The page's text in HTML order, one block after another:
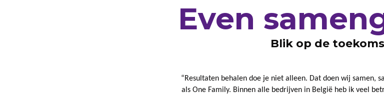
Even
Blik op de
“Resultaten behalen doe je niet alleen. Dat doen wij samen,
als One Family. Binnen alle bedrijven in België heb ik veel